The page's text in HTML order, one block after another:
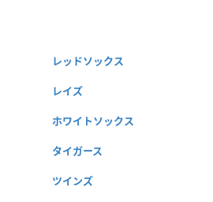
レッドソックス
レイズ
ホワイトソックス
タイガース
ツインズ